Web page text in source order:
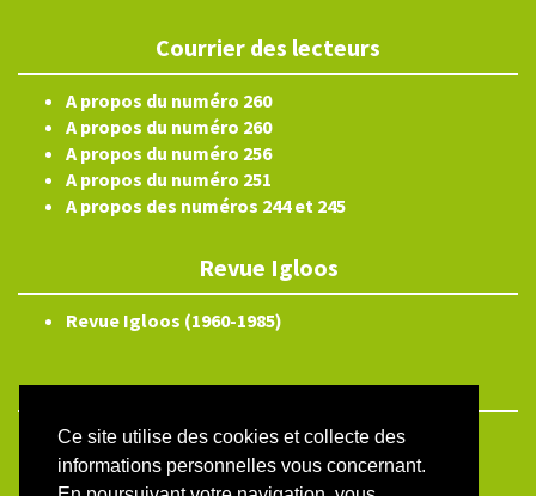
Ce site utilise des cookies et collecte des
informations personnelles vous concernant.
Courrier des lecteurs
A propos du numéro 260
A propos du numéro 260
A propos du numéro 256
A propos du numéro 251
A propos des numéros 244 et 245
Revue Igloos
Revue Igloos (1960-1985)
ISSN électronique 2804-3359
Plan du site